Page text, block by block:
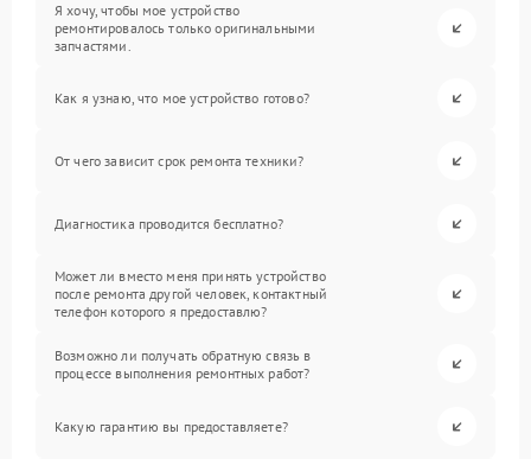
Я хочу, чтобы мое устройство
ремонтировалось только оригинальными
запчастями.
Как я узнаю, что мое устройство готово?
От чего зависит срок ремонта техники?
Диагностика проводится бесплатно?
Может ли вместо меня принять устройство
после ремонта другой человек, контактный
телефон которого я предоставлю?
Возможно ли получать обратную связь в
процессе выполнения ремонтных работ?
Какую гарантию вы предоставляете?